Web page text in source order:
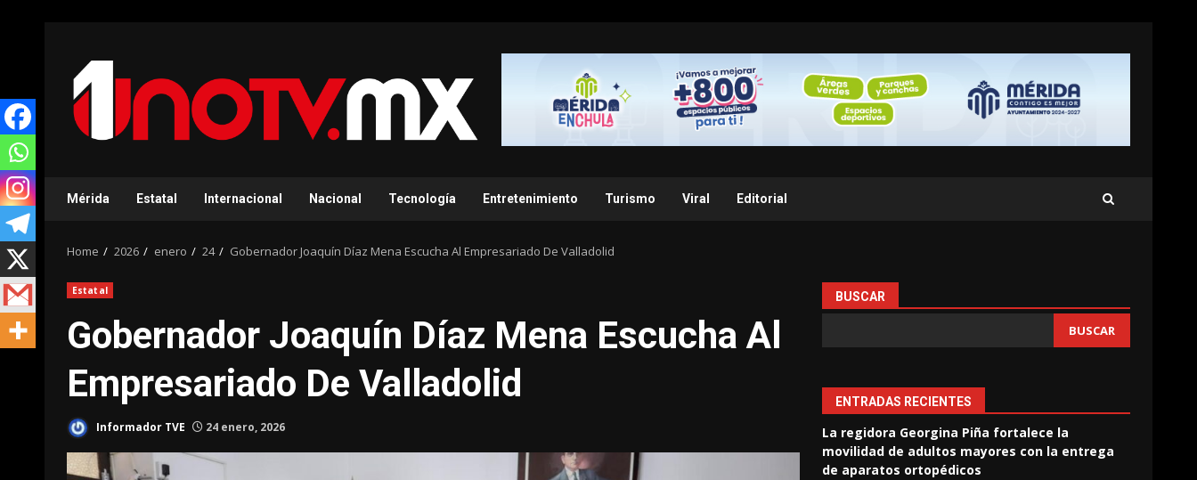
content
Mérida Estatal Internacional Nacional Tecnología Entretenimiento Turismo Viral Editorial
Home 2026 enero 24 Gobernador Joaquín Díaz Mena Escucha Al Empresariado De Valladolid
Estatal
Gobernador Joaquín Díaz Mena Escucha Al
Empresariado De Valladolid
Informador TVE 24 enero, 2026
BUSCAR
BUSCAR
ENTRADAS RECIENTES
La regidora Georgina Piña fortalece la
movilidad de adultos mayores con la entrega
de aparatos ortopédicos